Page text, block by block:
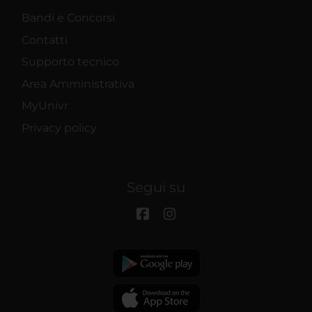
Bandi e Concorsi
Contatti
Supporto tecnico
Area Amministrativa
MyUnivr
Privacy policy
Segui su